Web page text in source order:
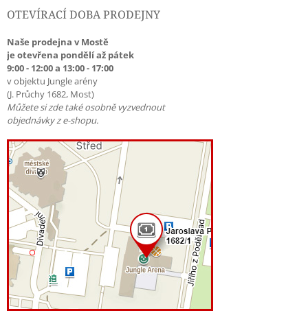
OTEVÍRACÍ DOBA PRODEJNY
Naše prodejna v Mostě
je otevřena pondělí až pátek
9:00 - 12:00 a 13:00 - 17:00
v objektu Jungle arény
(J. Průchy 1682, Most)
Můžete si zde také osobně vyzvednout
objednávky z e-shopu.